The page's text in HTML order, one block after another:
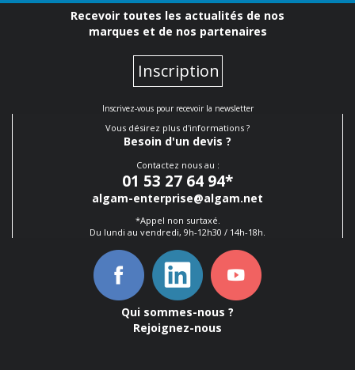
Recevoir toutes les actualités de nos
marques et de nos partenaires
Inscription
Inscrivez-vous pour recevoir la newsletter
Vous désirez plus d'informations ?
Besoin d'un devis ?
Contactez nous au :
01 53 27 64 94*
algam-enterprise@algam.net
*Appel non surtaxé.
Du lundi au vendredi, 9h-12h30 / 14h-18h.
Qui sommes-nous ?
Rejoignez-nous